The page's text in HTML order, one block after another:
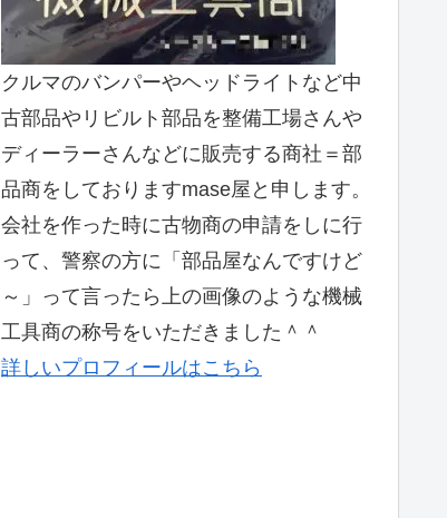
クルマのバンパーやヘッドライトなど中
古部品やリビルト部品を整備工場さんや
ディーラーさんなどに販売する商社＝部
品商をしておりますmase屋と申します。
会社を作った時に古物商の申請をしに行
って、警察の方に「部品屋なんですけど
～」って言ったら上の画像のような機械
工具商の称号をいただきました＾＾
詳しいプロフィールはこちら